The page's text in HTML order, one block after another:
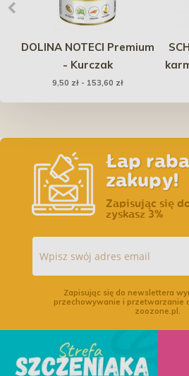
DOLINA NOTECI Premium
- Kurczak
9,50 zł - 153,60 zł
Łap
zakupy!
Zapisując się
zyskasz 3%
Zapisując się do newslettera
przechowywanie i przetwarzanie
zoozone.pl.